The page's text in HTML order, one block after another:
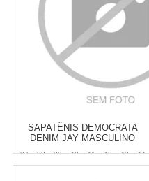
SAPATÊNIS DEMOCRATA
DENIM JAY MASCULINO
37 38 39 40 41 42 43 44